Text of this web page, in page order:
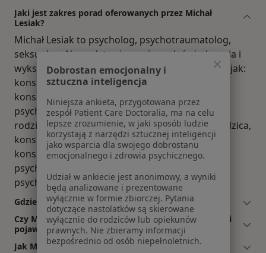
Jaki jest zakres porad oferowanych przez Michał
Lesiak?
Michał Lesiak to psycholog, psychotraumatolog,
seksuolog. Na podstawie swojego doświadczenia i
wykształcenia Michał Lesiak oferuje usługi takie jak:
konsultacja online, Konsultacja psychologiczna,
konsultacja psychologiczna dzieci, badania
psychologiczne, konsultacja psychologiczna dla
rodzin, Konsultacja psychologiczna dziecka i rodzica,
konsultacja psychologiczna pary/małżeńska,
konsultacja psychologiczna rodzice, Konsultacja
psychologiczna w sprawie dziecka, opinia
psychologiczna.
Gdzie Michał Lesiak ma swój gabinet?
Czy Michał Lesiak przyjmuje online, bez konieczności
pojawiania się w placówce?
Jak Michał Lesiak akceptuje płatności po wizycie?
Dobrostan emocjonalny i
sztuczna inteligencja
Niniejsza ankieta, przygotowana przez
zespół Patient Care Doctoralia, ma na celu
lepsze zrozumienie, w jaki sposób ludzie
korzystają z narzędzi sztucznej inteligencji
jako wsparcia dla swojego dobrostanu
emocjonalnego i zdrowia psychicznego.
Udział w ankiecie jest anonimowy, a wyniki
będą analizowane i prezentowane
wyłącznie w formie zbiorczej. Pytania
dotyczące nastolatków są skierowane
wyłącznie do rodziców lub opiekunów
prawnych. Nie zbieramy informacji
bezpośrednio od osób niepełnoletnich.